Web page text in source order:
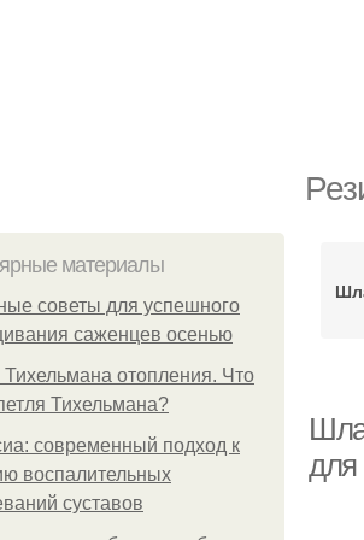
материалы
советы для успешного
саженцев осенью
отопления. Что
Тихельмана?
современный подход к
воспалительных
суставов
для